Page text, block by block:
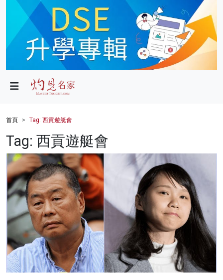
政局
財經
健康
商業
科技
影片
名家榜
灼見活動
首頁 Tag: 西貢遊艇會
Tag: 西貢遊艇會